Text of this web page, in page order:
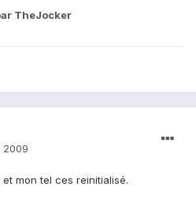
TheJocker
2009
mon tel ces reinitialisé.